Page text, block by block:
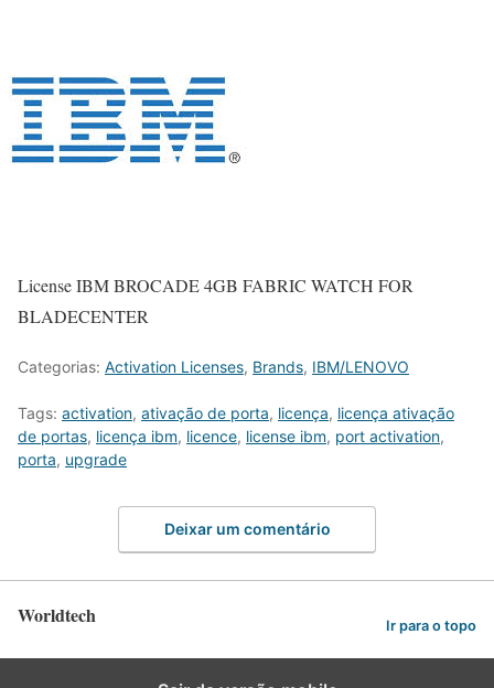
License IBM BROCADE 4GB FABRIC WATCH FOR
BLADECENTER
Categorias: Activation Licenses, Brands, IBM/LENOVO
Tags: activation, ativação de porta, licença, licença ativação
de portas, licença ibm, licence, license ibm, port activation,
porta, upgrade
Deixar um comentário
Worldtech Ir para o topo